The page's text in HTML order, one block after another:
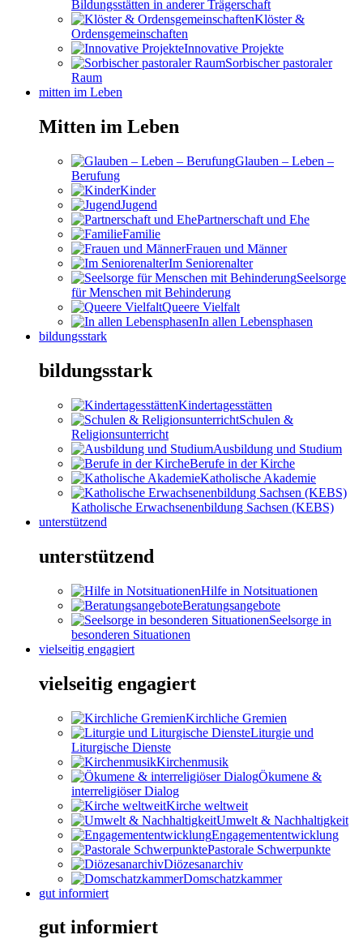
Bildungsstätten in anderer Trägerschaft
Klöster &
Ordensgemeinschaften
Innovative Projekte
Sorbischer pastoraler
Raum
mitten im Leben
Mitten im Leben
Glauben – Leben –
Berufung
Kinder
Jugend
Partnerschaft und Ehe
Familie
Frauen und Männer
Im Seniorenalter
Seelsorge
für Menschen mit Behinderung
Queere Vielfalt
In allen Lebensphasen
bildungsstark
bildungsstark
Kindertagesstätten
Schulen &
Religionsunterricht
Ausbildung und Studium
Berufe in der Kirche
Katholische Akademie
Katholische Erwachsenenbildung Sachsen (KEBS)
unterstützend
unterstützend
Hilfe in Notsituationen
Beratungsangebote
Seelsorge in
besonderen Situationen
vielseitig engagiert
vielseitig engagiert
Kirchliche Gremien
Liturgie und
Liturgische Dienste
Kirchenmusik
Ökumene &
interreligiöser Dialog
Kirche weltweit
Umwelt & Nachhaltigkeit
Engagemententwicklung
Pastorale Schwerpunkte
Diözesanarchiv
Domschatzkammer
gut informiert
gut informiert